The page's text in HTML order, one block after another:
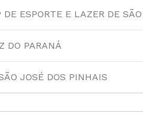
ESPORTE E LAZER DE
DO PARANÁ
JOSÉ DOS PINHAIS